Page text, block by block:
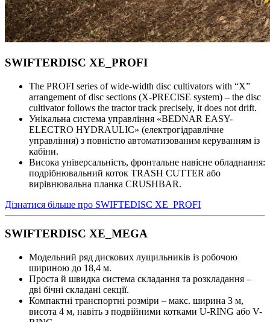
SWIFTERDISC XE_PROFI
The PROFI series of wide-width disc cultivators with “X”
arrangement of disc sections (X-PRECISE system) – the disc
cultivator follows the tractor track precisely, it does not drift.
Унікальна система управління «BEDNAR EASY-
ELECTRO HYDRAULIC» (електрогідравлічне
управління) з повністю автоматизованим керуванням із
кабіни.
Висока універсальність, фронтальне навісне обладнання:
подрібнювальний коток TRASH CUTTER або
вирівнювальна планка CRUSHBAR.
Дізнатися більше про SWIFTEDISC XE_PROFI
SWIFTERDISC XE_MEGA
Модельний ряд дискових лущильників із робочою
шириною до 18,4 м.
Проста й швидка система складання та розкладання –
дві бічні складані секції.
Компактні транспортні розміри – макс. ширина 3 м,
висота 4 м, навіть з подвійними котками U-RING або V-